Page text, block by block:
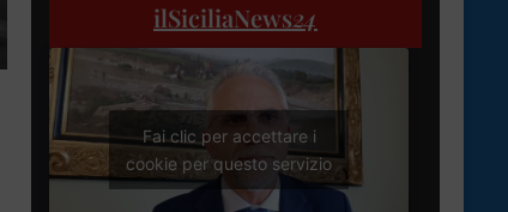
ilSiciliaNews24
Fai clic per accettare i
cookie per questo servizio